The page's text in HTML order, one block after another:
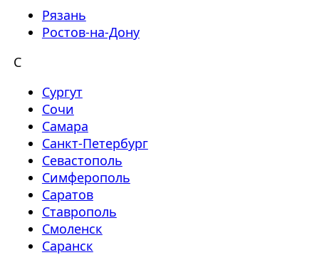
Рязань
Ростов-на-Дону
С
Сургут
Сочи
Самара
Санкт-Петербург
Севастополь
Симферополь
Саратов
Ставрополь
Смоленск
Саранск